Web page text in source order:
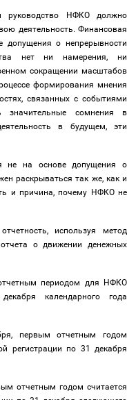
руководство НФКО должно
деятельность. Финансовая
допущения о непрерывности
нет ни намерения, ни
сокращении масштабов
формирования мнения
связанных с событиями
значительные сомнения в
в будущем, эти
не на основе допущения о
раскрываться так же, как и
и причина, почему НФКО не
используя метод
о движении денежных
периодом для НФКО
календарного года
первым отчетным годом
регистрации по 31 декабря
отчетным годом считается